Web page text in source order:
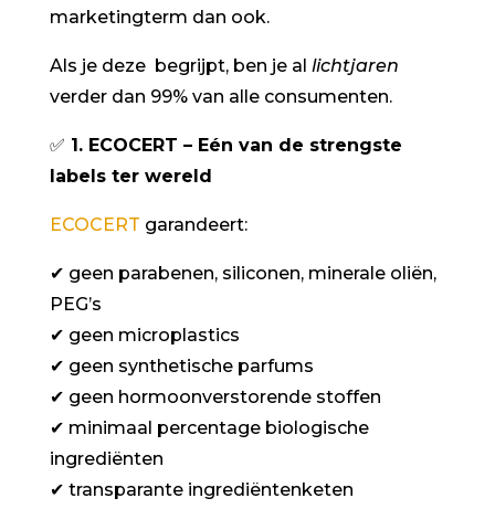
marketingterm dan ook.
Als je deze begrijpt, ben je al lichtjaren
verder dan 99% van alle consumenten.
✅ 1. ECOCERT – Eén van de strengste
labels ter wereld
ECOCERT garandeert:
✔ geen parabenen, siliconen, minerale oliën,
PEG’s
✔ geen microplastics
✔ geen synthetische parfums
✔ geen hormoonverstorende stoffen
✔ minimaal percentage biologische
ingrediënten
✔ transparante ingrediëntenketen